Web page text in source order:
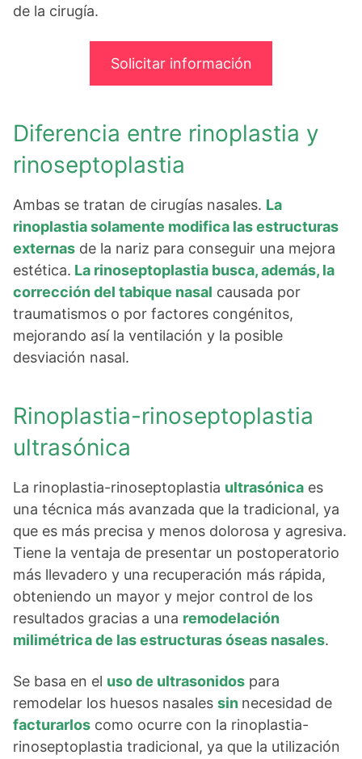
de la cirugía.
Solicitar información
Diferencia entre rinoplastia y
rinoseptoplastia
Ambas se tratan de cirugías nasales. La
rinoplastia solamente modifica las estructuras
externas de la nariz para conseguir una mejora
estética. La rinoseptoplastia busca, además, la
corrección del tabique nasal causada por
traumatismos o por factores congénitos,
mejorando así la ventilación y la posible
desviación nasal.
Rinoplastia-rinoseptoplastia
ultrasónica
La rinoplastia-rinoseptoplastia ultrasónica es
una técnica más avanzada que la tradicional, ya
que es más precisa y menos dolorosa y agresiva.
Tiene la ventaja de presentar un postoperatorio
más llevadero y una recuperación más rápida,
obteniendo un mayor y mejor control de los
resultados gracias a una remodelación
milimétrica de las estructuras óseas nasales.
Se basa en el uso de ultrasonidos para
remodelar los huesos nasales sin necesidad de
facturarlos como ocurre con la rinoplastia-
rinoseptoplastia tradicional, ya que la utilización